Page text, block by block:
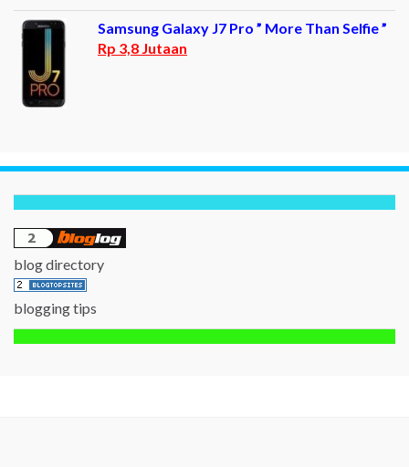
Samsung Galaxy J7 Pro ” More Than Selfie ”
Rp 3,8 Jutaan
blog directory
blogging tips